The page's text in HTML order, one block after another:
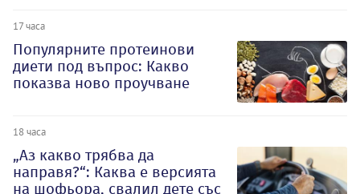
17 часа
Популярните протеинови
диети под въпрос: Какво
показва ново проучване
18 часа
„Аз какво трябва да
направя?“: Каква е версията
на шофьора, свалил дете със